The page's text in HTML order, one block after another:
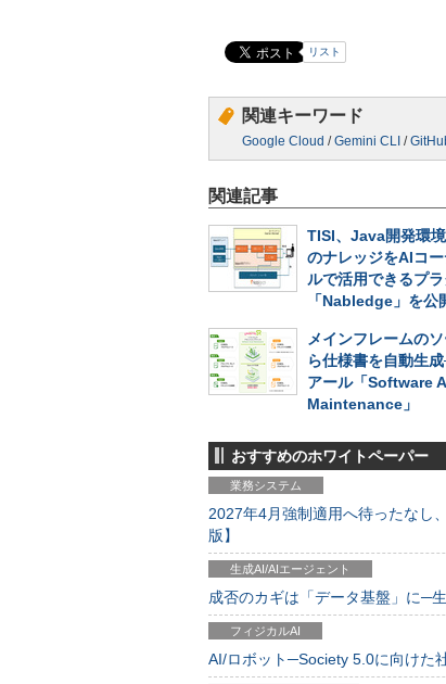
リスト
関連キーワード
Google Cloud /Gemini CLI /
関連記事
TISI、Java開発環
のナレッジをAIコ
ルで活用できるプ
「Nabledge」を公
メインフレームの
ら仕様書を自動生
アール「Software
Maintenance」
おすすめのホワイトペーパー
業務システム
2027年4月強制適用へ待ったなし
版】
生成AI/AIエージェント
成否のカギは「データ基盤」に─
フィジカルAI
AI/ロボット─Society 5.0に向けた